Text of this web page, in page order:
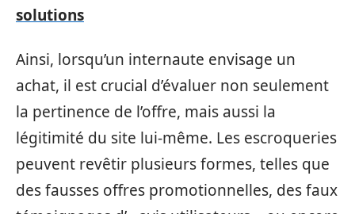
solutions
Ainsi, lorsqu’un internaute envisage un
achat, il est crucial d’évaluer non seulement
la pertinence de l’offre, mais aussi la
légitimité du site lui-même. Les escroqueries
peuvent revêtir plusieurs formes, telles que
des fausses offres promotionnelles, des faux